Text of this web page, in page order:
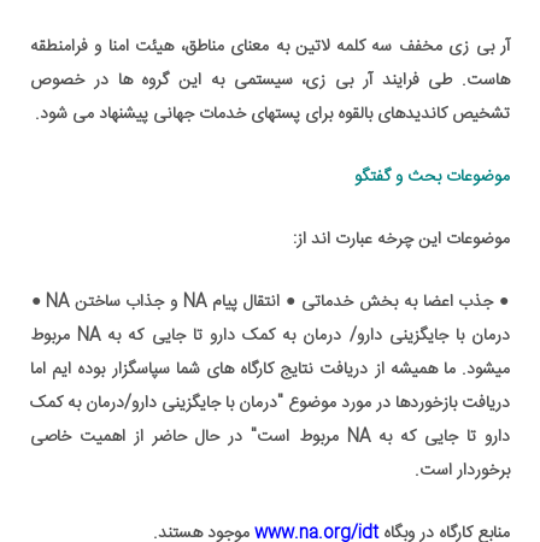
آر بی زی مخفف سه کلمه لاتین به معنای مناطق، هیئت امنا و فرامنطقه
هاست. طی فرایند آر بی زی، سیستمی به این گروه ها در خصوص
تشخیص کاندیدهای بالقوه برای پستهای خدمات جهانی پیشنهاد می شود.
موضوعات بحث و گفتگو
موضوعات این چرخه عبارت اند از:
● جذب اعضا به بخش خدماتی ● انتقال پیام NA و جذاب ساختن NA ●
درمان با جایگزینی دارو/ درمان به کمک دارو تا جایی که به NA مربوط
میشود. ما همیشه از دریافت نتایج کارگاه های شما سپاسگزار بوده ایم اما
دریافت بازخوردها در مورد موضوع "درمان با جایگزینی دارو/درمان به کمک
دارو تا جایی که به NA مربوط است" در حال حاضر از اهمیت خاصی
برخوردار است.
منابع کارگاه در وبگاهwww.na.org/idtموجود هستند.